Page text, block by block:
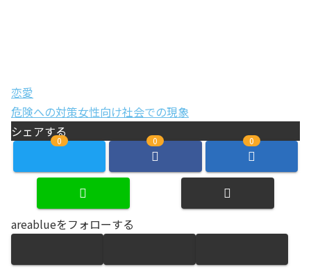
恋愛
危険への対策女性向け社会での現象
シェアする
0 0 0
areablueをフォローする